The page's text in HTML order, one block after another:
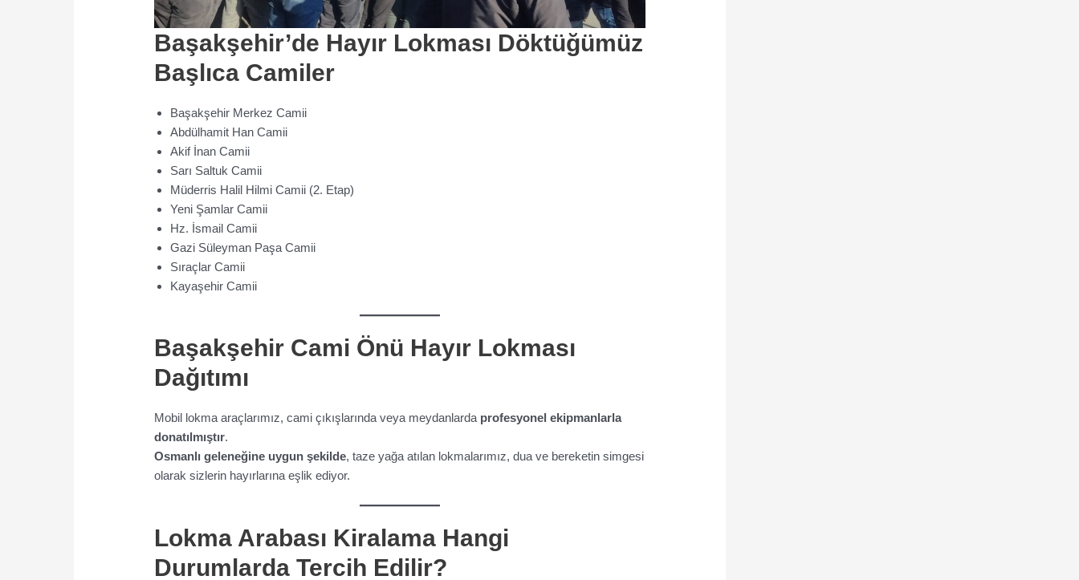
Başakşehir’de Hayır Lokması Döktüğümüz
Başlıca Camiler
Başakşehir Merkez Camii
Abdülhamit Han Camii
Akif İnan Camii
Sarı Saltuk Camii
Müderris Halil Hilmi Camii (2. Etap)
Yeni Şamlar Camii
Hz. İsmail Camii
Gazi Süleyman Paşa Camii
Sıraçlar Camii
Kayaşehir Camii
Başakşehir Cami Önü Hayır Lokması
Dağıtımı
Mobil lokma araçlarımız, cami çıkışlarında veya meydanlarda profesyonel ekipmanlarla
donatılmıştır.
Osmanlı geleneğine uygun şekilde, taze yağa atılan lokmalarımız, dua ve bereketin simgesi
olarak sizlerin hayırlarına eşlik ediyor.
Lokma Arabası Kiralama Hangi
Durumlarda Tercih Edilir?